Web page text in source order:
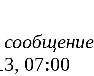
07:00